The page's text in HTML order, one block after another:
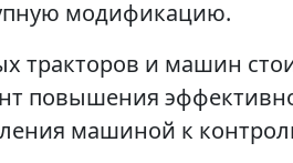
модификацию.
тракторов и машин
повышения
машиной к